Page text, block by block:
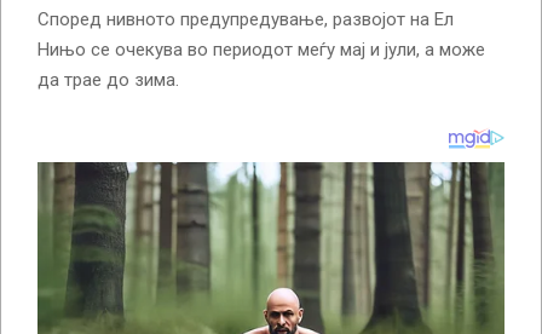
Според нивното предупредување, развојот на Ел
Нињо се очекува во периодот меѓу мај и јули, а може
да трае до зима.